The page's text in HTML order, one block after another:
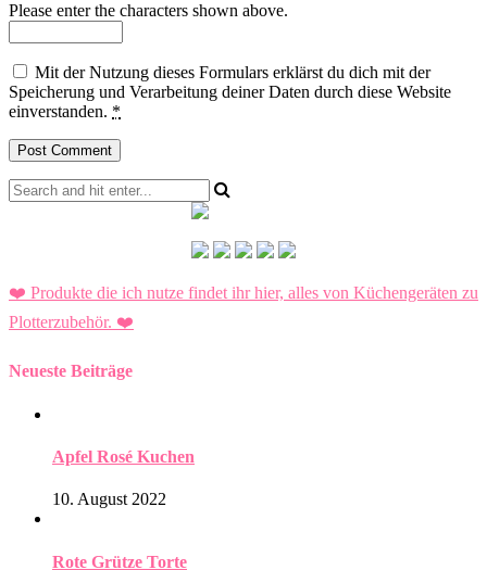
Please enter the characters shown above.
Mit der Nutzung dieses Formulars erklärst du dich mit der
Speicherung und Verarbeitung deiner Daten durch diese Website
einverstanden. *
❤️ Produkte die ich nutze findet ihr hier, alles von Küchengeräten zu
Plotterzubehör. ❤️
Neueste Beiträge
Apfel Rosé Kuchen
10. August 2022
Rote Grütze Torte